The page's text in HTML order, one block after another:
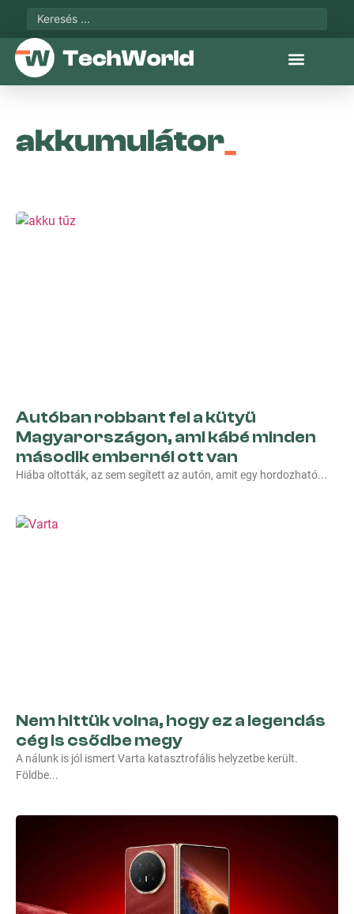
akkumulátor
Autóban robbant fel a kütyü
Magyarországon, ami kábé minden
második embernél ott van
Hiába oltották, az sem segített az autón, amit egy hordozható
Nem hittük volna, hogy ez a legendás
cég is csődbe megy
A nálunk is jól ismert Varta katasztrofális helyzetbe került.
Földbe